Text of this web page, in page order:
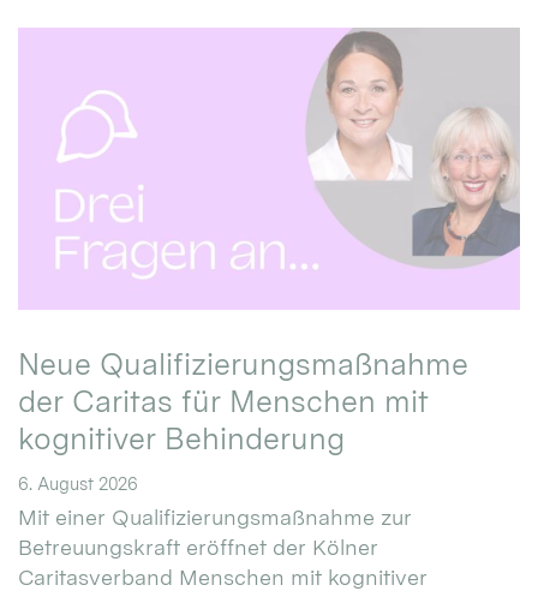
Neue Qualifizierungsmaßnahme
der Caritas für Menschen mit
kognitiver Behinderung
6. August 2026
Mit einer Qualifizierungsmaßnahme zur
Betreuungskraft eröffnet der Kölner
Caritasverband Menschen mit kognitiver